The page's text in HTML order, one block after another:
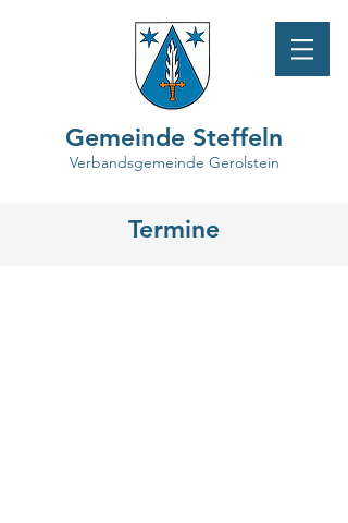
Gemeinde Steffeln
Verbandsgemeinde Gerolstein
Termine